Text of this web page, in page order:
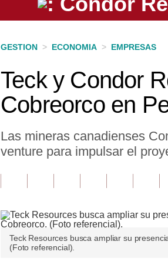
GESTION > ECONOMIA > EMPRESAS
Teck y Condor
Cobreorco en
Las mineras canadienses
venture para impulsar el
Teck Resources busca ampliar su
(Foto referencial).